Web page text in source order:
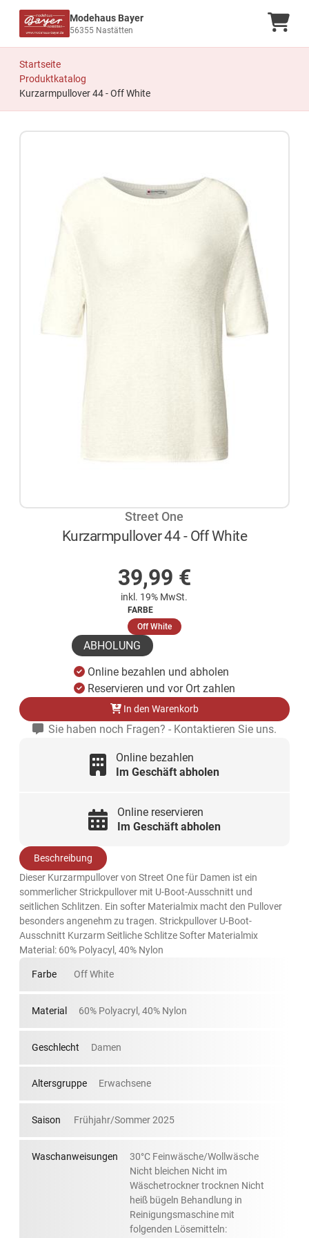
Modehaus Bayer
56355 Nastätten
Startseite
Produktkatalog
Kurzarmpullover 44 - Off White
Street One
Kurzarmpullover 44 - Off White
39,99 €
inkl. 19% MwSt.
FARBE
Off White(ausgewählt)
ABHOLUNG
Online bezahlen und abholen
Reservieren und vor Ort zahlen
In den Warenkorb
Sie haben noch Fragen? - Kontaktieren Sie uns.
Online bezahlen
Im Geschäft abholen
Online reservieren
Im Geschäft abholen
Beschreibung
Dieser Kurzarmpullover von Street One für Damen ist ein
sommerlicher Strickpullover mit U-Boot-Ausschnitt und
seitlichen Schlitzen. Ein softer Materialmix macht den Pullover
besonders angenehm zu tragen. Strickpullover U-Boot-
Ausschnitt Kurzarm Seitliche Schlitze Softer Materialmix
Material: 60% Polyacyl, 40% Nylon
Farbe Off White
Material 60% Polyacryl, 40% Nylon
Geschlecht Damen
Altersgruppe Erwachsene
Saison Frühjahr/Sommer 2025
Waschanweisungen
30°C Feinwäsche/Wollwäsche
Nicht bleichen Nicht im
Wäschetrockner trocknen Nicht
heiß bügeln Behandlung in
Reinigungsmaschine mit
folgenden Lösemitteln: